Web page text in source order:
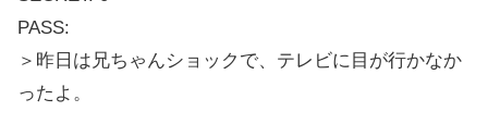
PASS:
＞昨日は兄ちゃんショックで、テレビに目が行かなか
ったよ。